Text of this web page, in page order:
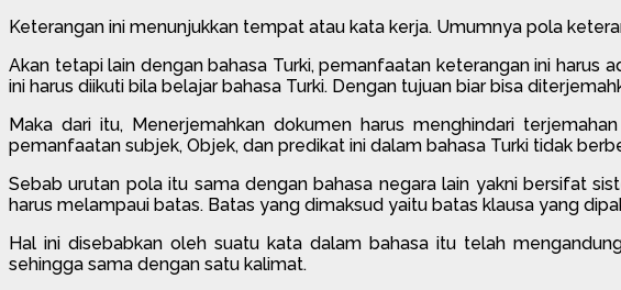
Keterangan ini menunjukkan tempat atau kata kerja. Umumnya pola
Akan tetapi lain dengan bahasa Turki, pemanfaatan keterangan ini harus
ini harus diikuti bila belajar bahasa Turki. Dengan tujuan biar bisa
Maka dari itu, Menerjemahkan dokumen harus menghindari
pemanfaatan subjek, Objek, dan predikat ini dalam bahasa Turki tidak
Sebab urutan pola itu sama dengan bahasa negara lain yakni bersifat
harus melampaui batas. Batas yang dimaksud yaitu batas klausa yang
Hal ini disebabkan oleh suatu kata dalam bahasa itu telah
sehingga sama dengan satu kalimat.